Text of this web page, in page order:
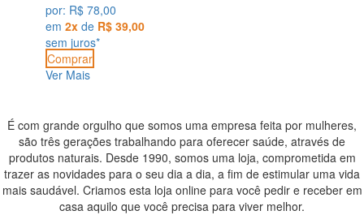
por: R$ 78,00
em 2x de R$ 39,00
sem juros*
Comprar
Ver Mais
É com grande orgulho que somos uma empresa feita por mulheres,
são três gerações trabalhando para oferecer saúde, através de
produtos naturais. Desde 1990, somos uma loja, comprometida em
trazer as novidades para o seu dia a dia, a fim de estimular uma vida
mais saudável. Criamos esta loja online para você pedir e receber em
casa aquilo que você precisa para viver melhor.